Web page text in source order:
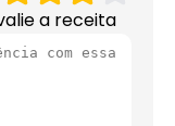
a receita